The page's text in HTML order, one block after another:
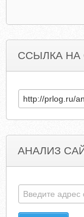
ССЫЛКА НА
АНАЛИЗ